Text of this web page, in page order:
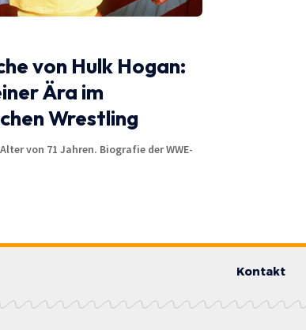
von Hulk Hogan:
Ära im
Wrestling
von 71 Jahren. Biografie der WWE-
Kontakt